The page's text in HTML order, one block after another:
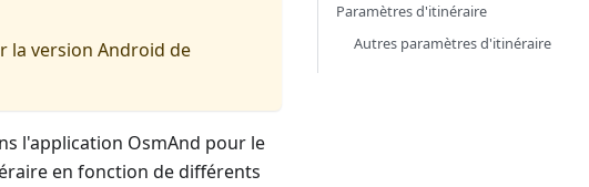
la version Android de
l'application OsmAnd pour le
en fonction de différents
Paramètres d'itinéraire
Autres paramètres d'itinéraire